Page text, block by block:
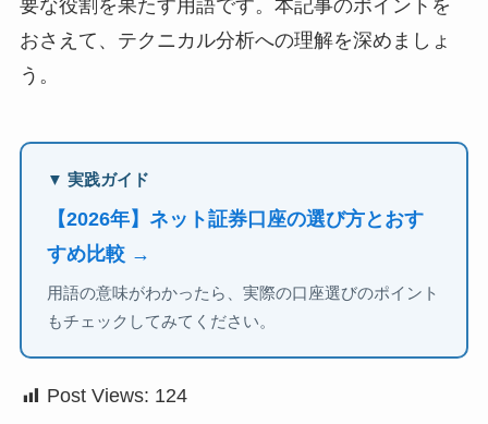
要な役割を果たす用語です。本記事のポイントを
おさえて、テクニカル分析への理解を深めましょ
う。
▼ 実践ガイド
【2026年】ネット証券口座の選び方とおす
すめ比較 →
用語の意味がわかったら、実際の口座選びのポイント
もチェックしてみてください。
Post Views: 124